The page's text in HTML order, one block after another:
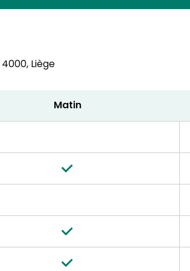
4000, Liège
Matin